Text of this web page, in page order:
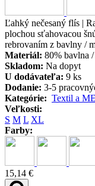
Ľahký nečesaný flís |
plochou sťahovacou
rebrovaním z bavlny /
Materiál: 80% bavlna
Skladom: Na dopyt
U dodávateľa: 9 ks
Dodanie: 3-5
Kategórie: Textil a
Veľkosti:
S M L XL
Farby:
15,14 €